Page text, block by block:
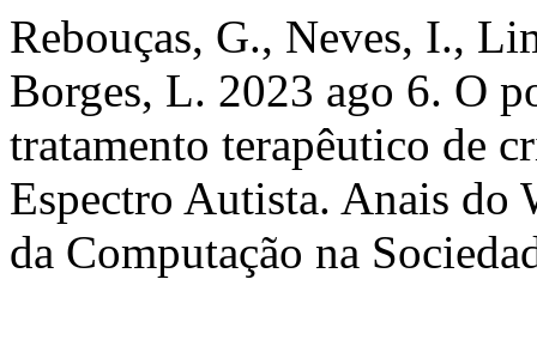
Rebouças, G., Neves, I.,
Borges, L. 2023 ago 6. O
tratamento terapêutico de
Espectro Autista. Anais do
da Computação na